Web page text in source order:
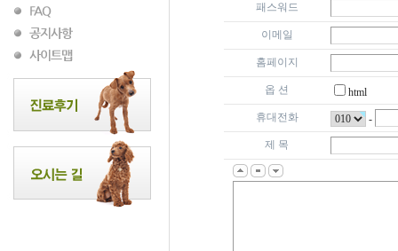
패스워드
이메일
홈페이지
옵 션
html
휴대전화
-
제 목